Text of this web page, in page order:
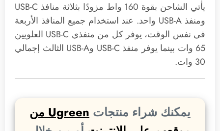
يأتي الشاحن بقوة 160 واط مزودًا بثلاثة منافذ USB-C
ومنفذ USB-A واحد. عند استخدام جميع المنافذ الأربعة
في نفس الوقت، يوفر كل من منفذي USB-C العلويين
65 وات بينما يوفر منفذ USB-C وUSB-A الثالث إجمالي
30 وات.
يمكنك شراء منتجات
Ugreen من